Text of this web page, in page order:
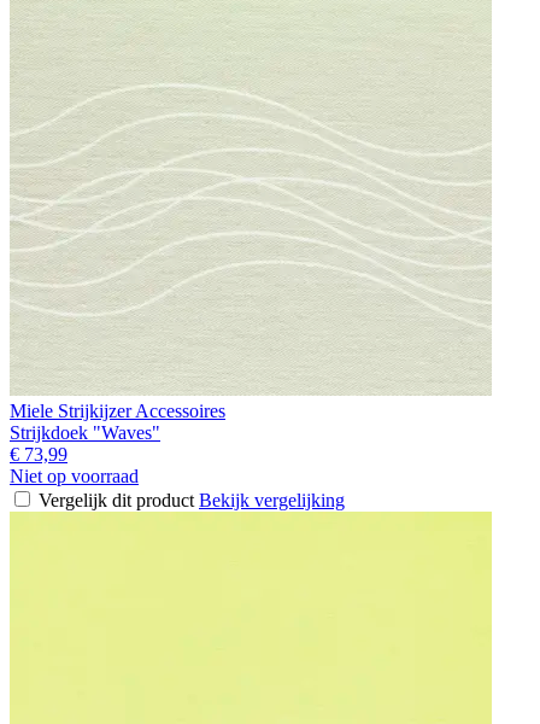
Miele Strijkijzer Accessoires
Strijkdoek "Waves"
€ 73,99
Niet op voorraad
Vergelijk dit product Bekijk vergelijking